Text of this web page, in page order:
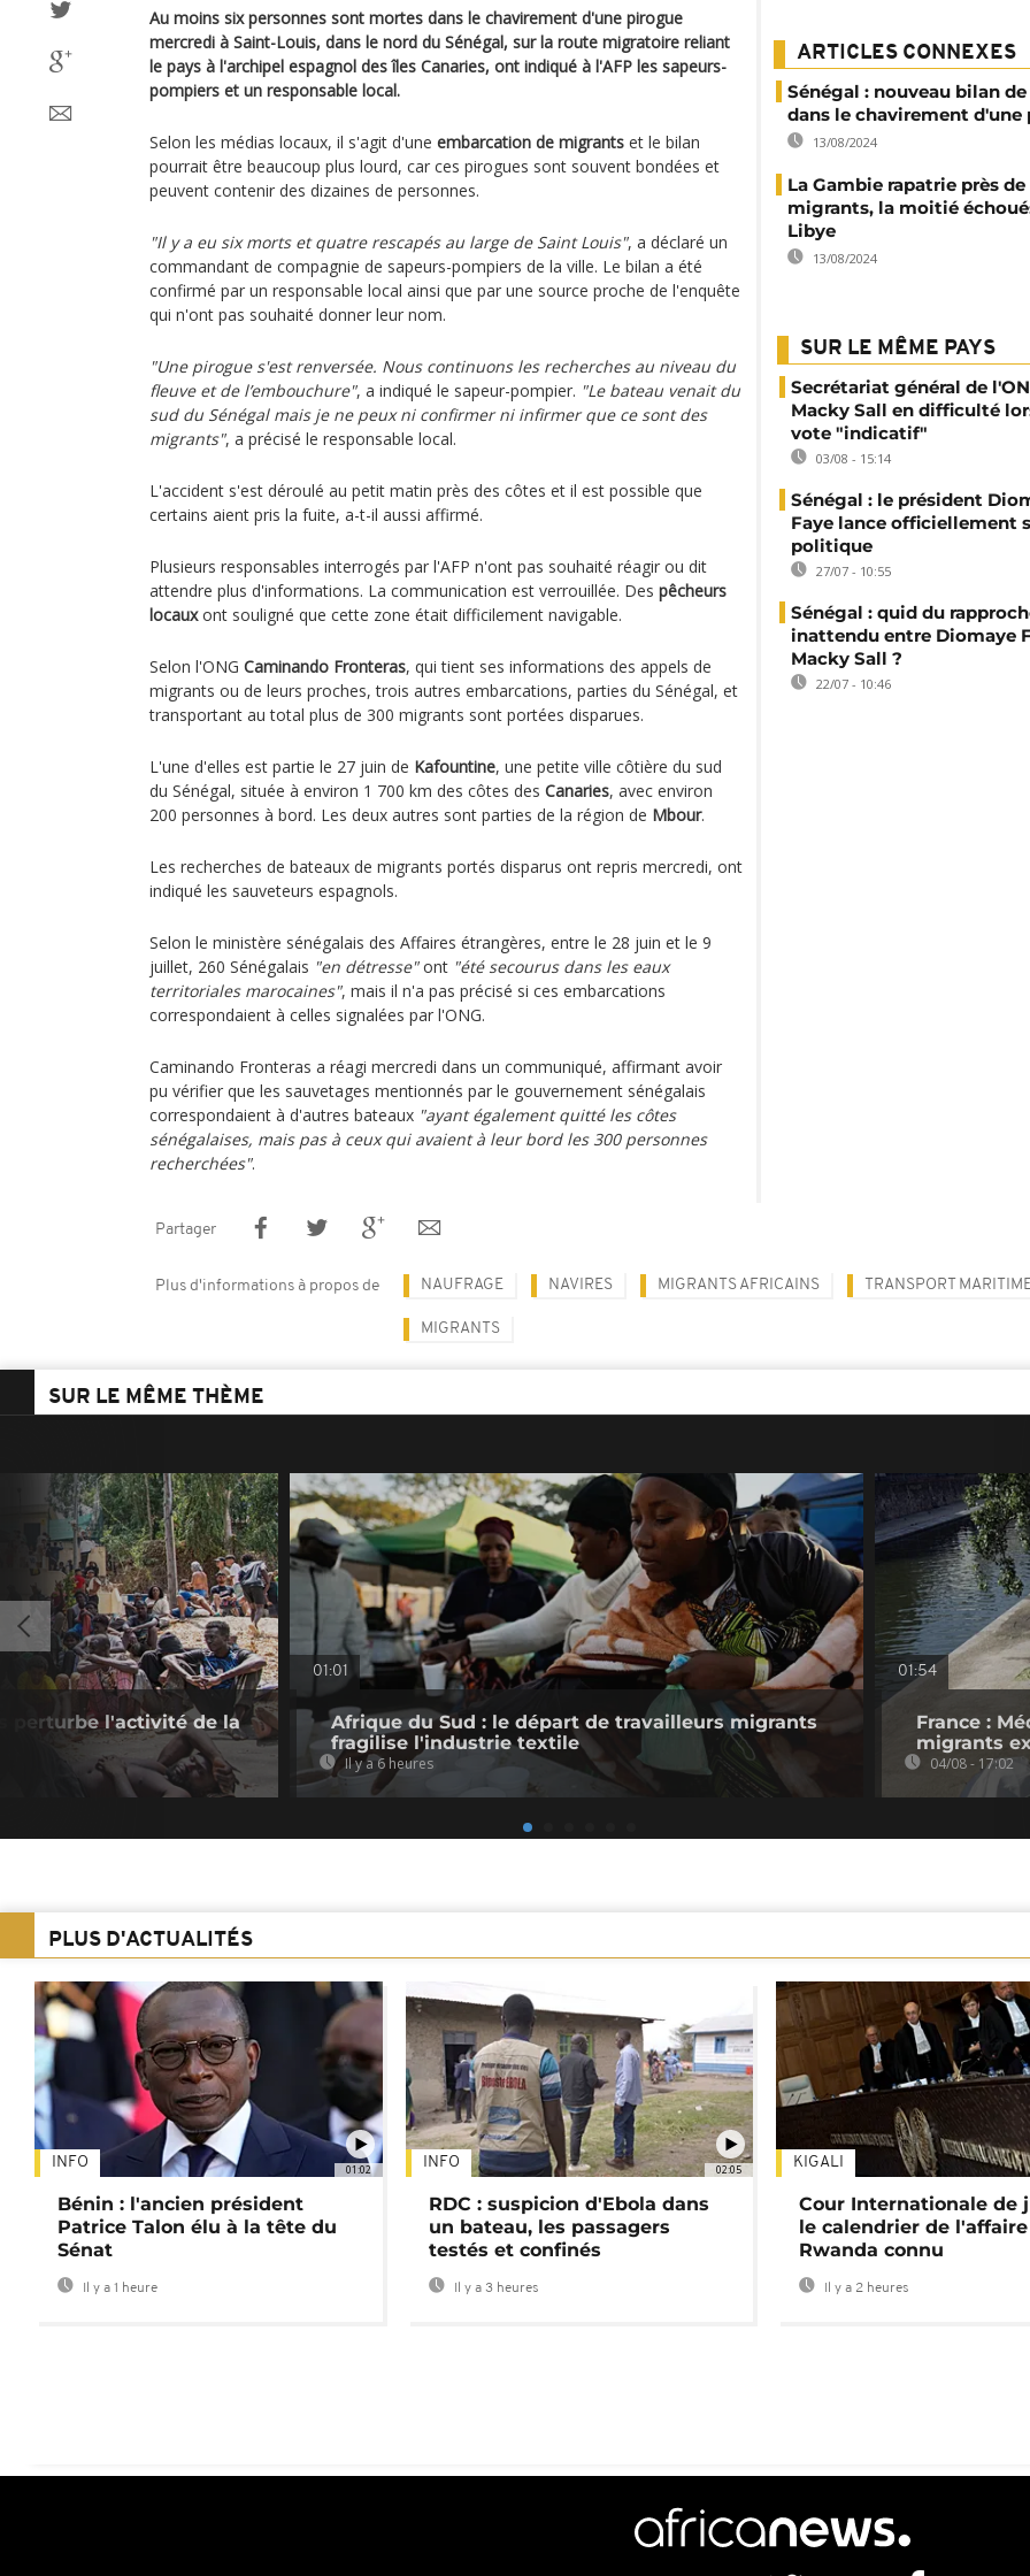
Au moins six personnes sont mortes dans le chavirement d'une pirogue
mercredi à Saint-Louis, dans le nord du Sénégal, sur la route migratoire reliant
le pays à l'archipel espagnol des îles Canaries, ont indiqué à l'AFP les sapeurs-
pompiers et un responsable local.
Selon les médias locaux, il s'agit d'une embarcation de migrants et le bilan
pourrait être beaucoup plus lourd, car ces pirogues sont souvent bondées et
peuvent contenir des dizaines de personnes.
"Il y a eu six morts et quatre rescapés au large de Saint Louis", a déclaré un
commandant de compagnie de sapeurs-pompiers de la ville. Le bilan a été
confirmé par un responsable local ainsi que par une source proche de l'enquête
qui n'ont pas souhaité donner leur nom.
"Une pirogue s'est renversée. Nous continuons les recherches au niveau du
fleuve et de l’embouchure", a indiqué le sapeur-pompier. "Le bateau venait du
sud du Sénégal mais je ne peux ni confirmer ni infirmer que ce sont des
migrants", a précisé le responsable local.
L'accident s'est déroulé au petit matin près des côtes et il est possible que
certains aient pris la fuite, a-t-il aussi affirmé.
Plusieurs responsables interrogés par l'AFP n'ont pas souhaité réagir ou dit
attendre plus d'informations. La communication est verrouillée. Des pêcheurs
locauxont souligné que cette zone était difficilement navigable.
Selon l'ONG Caminando Fronteras, qui tient ses informations des appels de
migrants ou de leurs proches, trois autres embarcations, parties du Sénégal, et
transportant au total plus de 300 migrants sont portées disparues.
L'une d'elles est partie le 27 juin de Kafountine, une petite ville côtière du sud
du Sénégal, située à environ 1 700 km des côtes des Canaries, avec environ
200 personnes à bord. Les deux autres sont parties de la région de Mbour.
Les recherches de bateaux de migrants portés disparus ont repris mercredi, ont
indiqué les sauveteurs espagnols.
Selon le ministère sénégalais des Affaires étrangères, entre le 28 juin et le 9
juillet, 260 Sénégalais "en détresse"ont "été secourus dans les eaux
territoriales marocaines", mais il n'a pas précisé si ces embarcations
correspondaient à celles signalées par l'ONG.
Caminando Fronteras a réagi mercredi dans un communiqué, affirmant avoir
pu vérifier que les sauvetages mentionnés par le gouvernement sénégalais
correspondaient à d'autres bateaux "ayant également quitté les côtes
sénégalaises, mais pas à ceux qui avaient à leur bord les 300 personnes
recherchées".
ARTICLES CONNEXES
Sénégal : nouveau bilan
dans le chavirement d'une
13/08/2024
La Gambie rapatrie près de
migrants, la moitié
Libye
13/08/2024
SUR LE MÊME PAYS
Secrétariat général de
Macky Sall en difficulté
vote "indicatif"
03/08 - 15:14
Sénégal : le président
Faye lance officiellement
politique
27/07 - 10:55
Sénégal : quid du
inattendu entre Diomaye
Macky Sall ?
22/07 - 10:46
Partager
Plus d'informations à propos de NAUFRAGE NAVIRES MIGRANTS AFRICAINS TRANSPORT
MIGRANTS
SUR LE MÊME THÈME
perturbe l'activité de la
01:01
Afrique du Sud : le départ de travailleurs migrants
fragilise l'industrie textile
Il y a 6 heures
01:54
France :
migrants
04/08 - 17:02
PLUS D'ACTUALITÉS
01:02
INFO
Bénin : l'ancien président
Patrice Talon élu à la tête du
Sénat
Il y a 1 heure
02:05
INFO
RDC : suspicion d'Ebola dans
un bateau, les passagers
testés et confinés
Il y a 3 heures
KIGALI
Cour Internationale de
le calendrier de l'affaire
Rwanda connu
Il y a 2 heures